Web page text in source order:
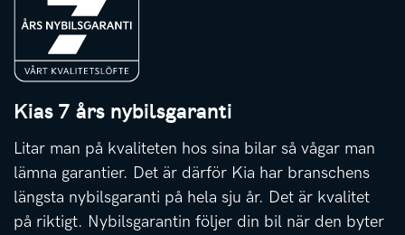
Kias 7 års nybilsgaranti
Litar man på kvaliteten hos sina bilar så vågar man
lämna garantier. Det är därför Kia har branschens
längsta nybilsgaranti på hela sju år. Det är kvalitet
på riktigt. Nybilsgarantin följer din bil när den byter